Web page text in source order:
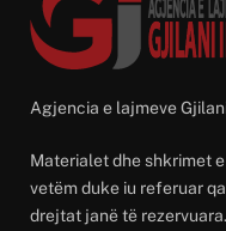
Agjencia e lajmeve
Materialet dhe shkrimet
vetëm duke iu referuar
drejtat janë të rezervuara.